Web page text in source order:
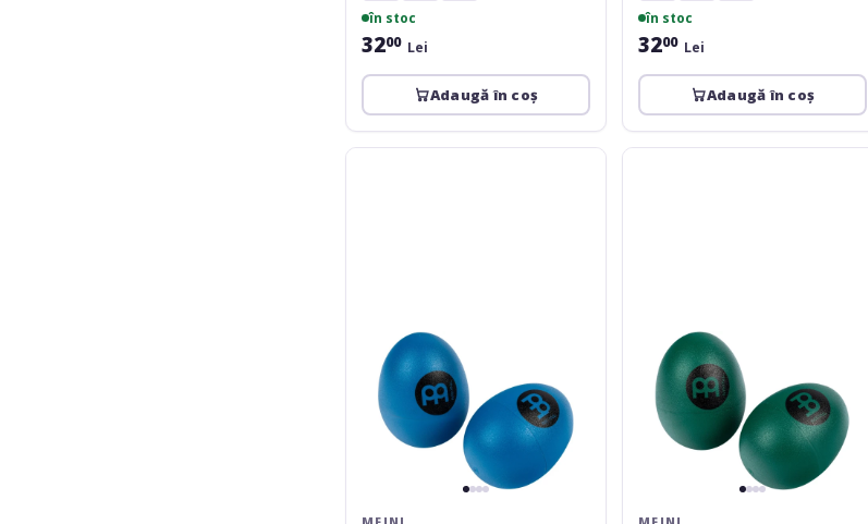
în stoc
3200 Lei
Adaugă în coș
în stoc
3200 Lei
Adaugă în coș
Meinl
Meinl